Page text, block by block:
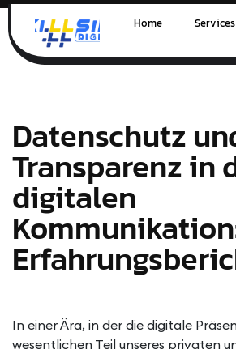
Home Services
Datenschutz
Transparenz in
digitalen
In einer Ära, in der die digitale
wesentlichen Teil unseres privaten